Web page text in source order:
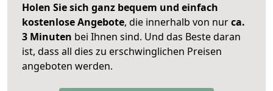
Holen Sie sich ganz bequem und einfach
kostenlose Angebote, die innerhalb von nurca.
3 Minuten bei Ihnen sind. Und das Beste daran
ist, dass all dies zu erschwinglichen Preisen
angeboten werden.